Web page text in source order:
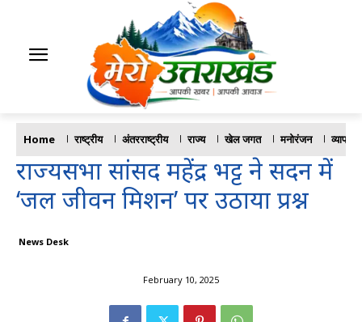
Home राष्ट्रीय अंतरराष्ट्रीय राज्य खेल जगत मनोरंजन व्यापार
राज्यसभा सांसद महेंद्र भट्ट ने सदन में
‘जल जीवन मिशन’ पर उठाया प्रश्न
News Desk
February 10, 2025